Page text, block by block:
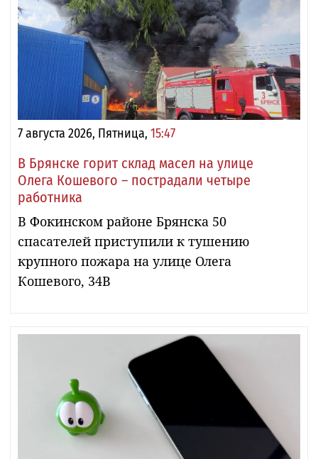
7 августа 2026, Пятница, 15:47
В Брянске горит склад масел на улице
Олега Кошевого – пострадали четыре
работника
В Фокинском районе Брянска 50
спасателей приступили к тушению
крупного пожара на улице Олега
Кошевого, 34В